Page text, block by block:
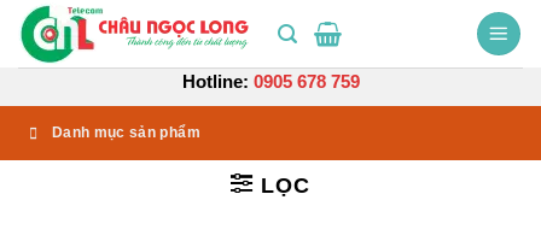
Bỏ
qua
Hotline: 0905 678 759
Danh mục sản phẩm
LỌC